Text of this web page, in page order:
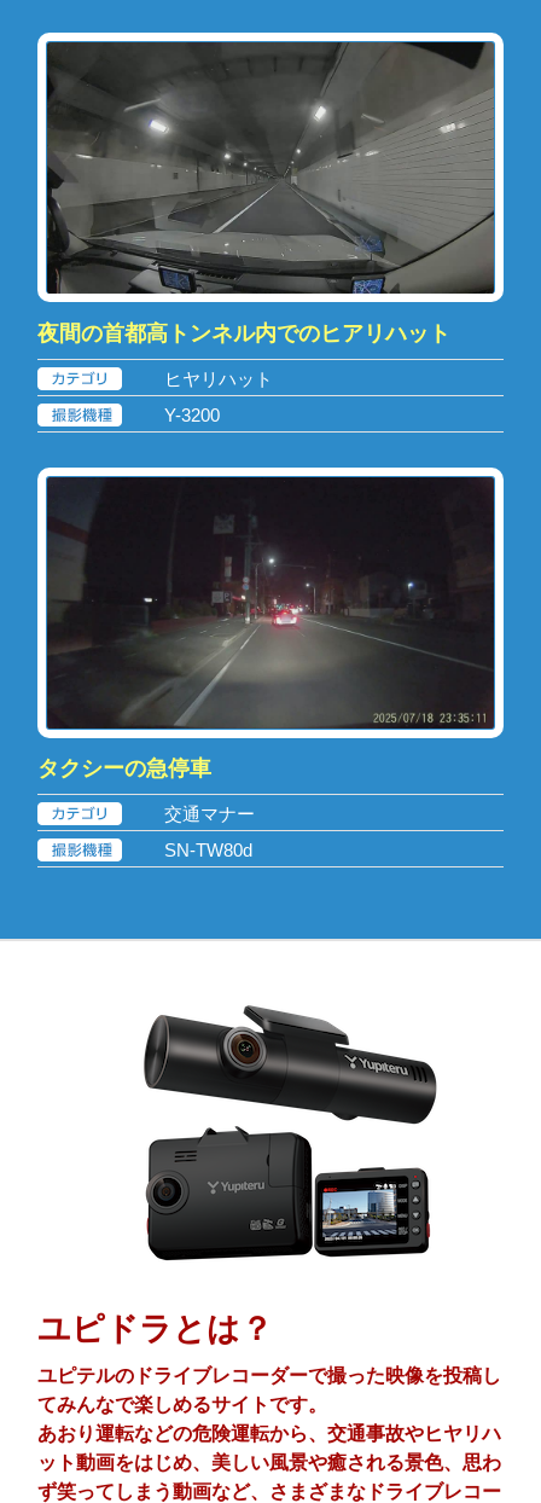
夜間の首都高トンネル内でのヒアリハット
ヒヤリハット
Y-3200
タクシーの急停車
交通マナー
SN-TW80d
ユピドラとは？
ユピテルのドライブレコーダーで撮った映像を投稿し
てみんなで楽しめるサイトです。
あおり運転などの危険運転から、交通事故やヒヤリハ
ット動画をはじめ、美しい風景や癒される景色、思わ
ず笑ってしまう動画など、さまざまなドライブレコー